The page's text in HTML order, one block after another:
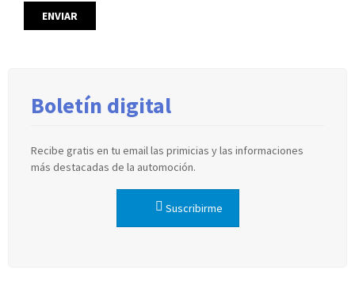
Boletín digital
Recibe gratis en tu email las primicias y las informaciones
más destacadas de la automoción.
Suscribirme